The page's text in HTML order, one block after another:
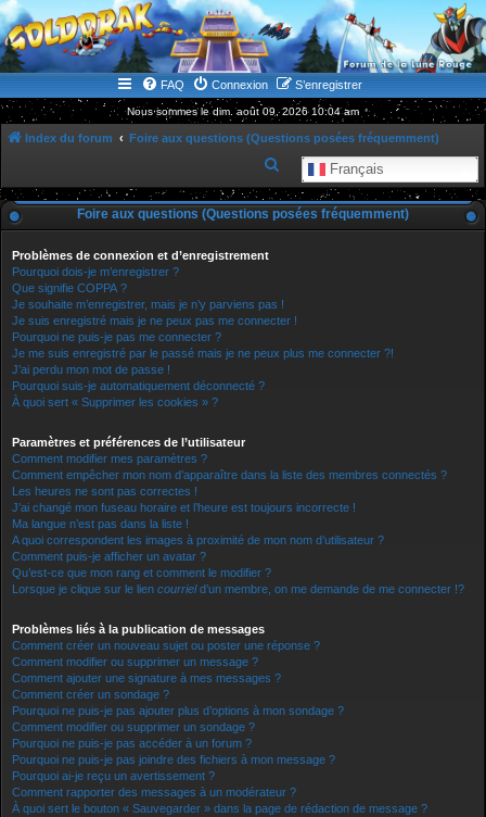
WWW.GOLDORAKGO.COM
le site de la Lune Rouge
FAQ Connexion S’enregistrer
Nous sommes le dim. août 09, 2026 10:04 am
Index du forum Foire aux questions (Questions posées fréquemment)
Français
e
c
c
Foire aux questions (Questions posées fréquemment)
Problèmes de connexion et d’enregistrement
Pourquoi dois-je m’enregistrer ?
Que signifie COPPA ?
Je souhaite m’enregistrer, mais je n’y parviens pas !
Je suis enregistré mais je ne peux pas me connecter !
Pourquoi ne puis-je pas me connecter ?
Je me suis enregistré par le passé mais je ne peux plus me connecter ?!
J’ai perdu mon mot de passe !
Pourquoi suis-je automatiquement déconnecté ?
À quoi sert « Supprimer les cookies » ?
Paramètres et préférences de l’utilisateur
Comment modifier mes paramètres ?
Comment empêcher mon nom d’apparaître dans la liste des membres connectés ?
Les heures ne sont pas correctes !
J’ai changé mon fuseau horaire et l’heure est toujours incorrecte !
Ma langue n’est pas dans la liste !
A quoi correspondent les images à proximité de mon nom d’utilisateur ?
Comment puis-je afficher un avatar ?
Qu’est-ce que mon rang et comment le modifier ?
Lorsque je clique sur le lien courrield’un membre, on me demande de me connecter !?
Problèmes liés à la publication de messages
Comment créer un nouveau sujet ou poster une réponse ?
Comment modifier ou supprimer un message ?
Comment ajouter une signature à mes messages ?
Comment créer un sondage ?
Pourquoi ne puis-je pas ajouter plus d’options à mon sondage ?
Comment modifier ou supprimer un sondage ?
Pourquoi ne puis-je pas accéder à un forum ?
Pourquoi ne puis-je pas joindre des fichiers à mon message ?
Pourquoi ai-je reçu un avertissement ?
Comment rapporter des messages à un modérateur ?
À quoi sert le bouton « Sauvegarder » dans la page de rédaction de message ?